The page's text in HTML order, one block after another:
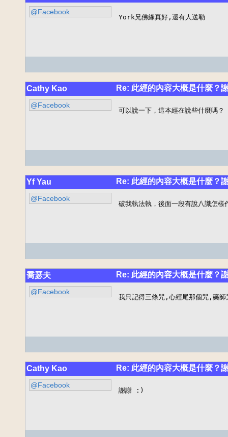
@Facebook
York兄佛緣真好,還有人送勒
Cathy Kao Re: 此經的內容大概是什麼？
@Facebook
可以說一下，這本經在說些什麼嗎？
Yf Yau Re: 此經的內容大概是什麼？
@Facebook
破我執法執，後面一段有說八識怎樣
喬瑟夫 Re: 此經的內容大概是什麼？
@Facebook
我只記得三條咒,心經尾那個咒,藥
Cathy Kao Re: 此經的內容大概是什麼？
@Facebook
謝謝 :)